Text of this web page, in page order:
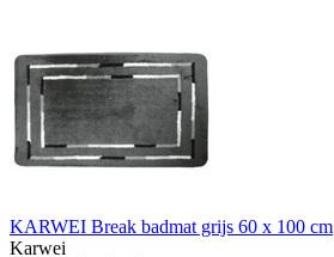
KARWEI Break badmat grijs 60 x 100 cm
Karwei